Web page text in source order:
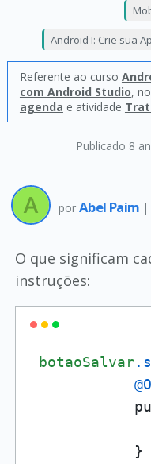
Publicado 8
Android I: Crie sua
Referente ao curso
com Android Studio,
agenda e atividade
por Abel Paim |
O que significam
instruções:
botaoSalvar
            }